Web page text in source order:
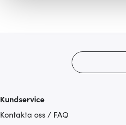
Kundservice
Kontakta oss / FAQ